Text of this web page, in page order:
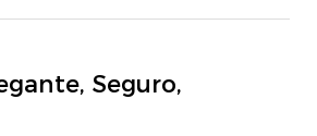
Seguro,